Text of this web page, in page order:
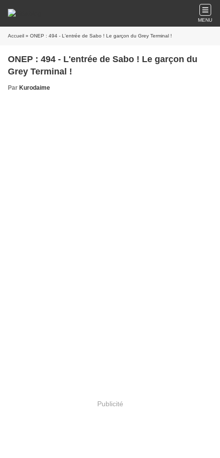
MENU
Accueil » ONEP : 494 - L'entrée de Sabo ! Le garçon du Grey Terminal !
ONEP : 494 - L'entrée de Sabo ! Le garçon du
Grey Terminal !
Par Kurodaime
Publicité